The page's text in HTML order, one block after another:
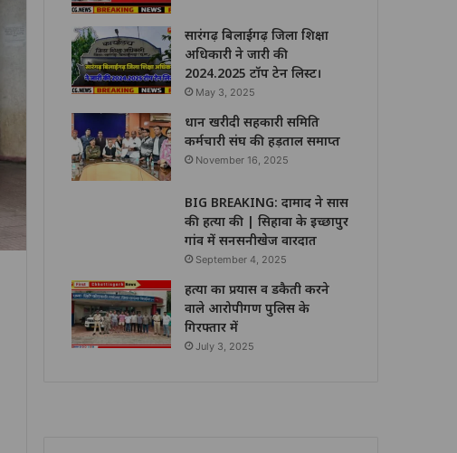
सारंगढ़ बिलाईगढ़ जिला शिक्षा
अधिकारी ने जारी की
2024.2025 टॉप टेन लिस्ट।
May 3, 2025
धान खरीदी सहकारी समिति
कर्मचारी संघ की हड़ताल समाप्त
November 16, 2025
BIG BREAKING: दामाद ने सास
की हत्या की | सिहावा के इच्छापुर
गांव में सनसनीखेज वारदात
September 4, 2025
हत्या का प्रयास व डकैती करने
वाले आरोपीगण पुलिस के
गिरफ्तार में
July 3, 2025